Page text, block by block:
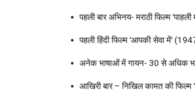
पहली बार अभिनय- मराठी फिल्म
पहली हिंदी फिल्म ’आपकी सेवा में’
अनेक भाषाओं में गायन- 30 से अधिक
आखिरी बार – निखिल कामत की फिल्म